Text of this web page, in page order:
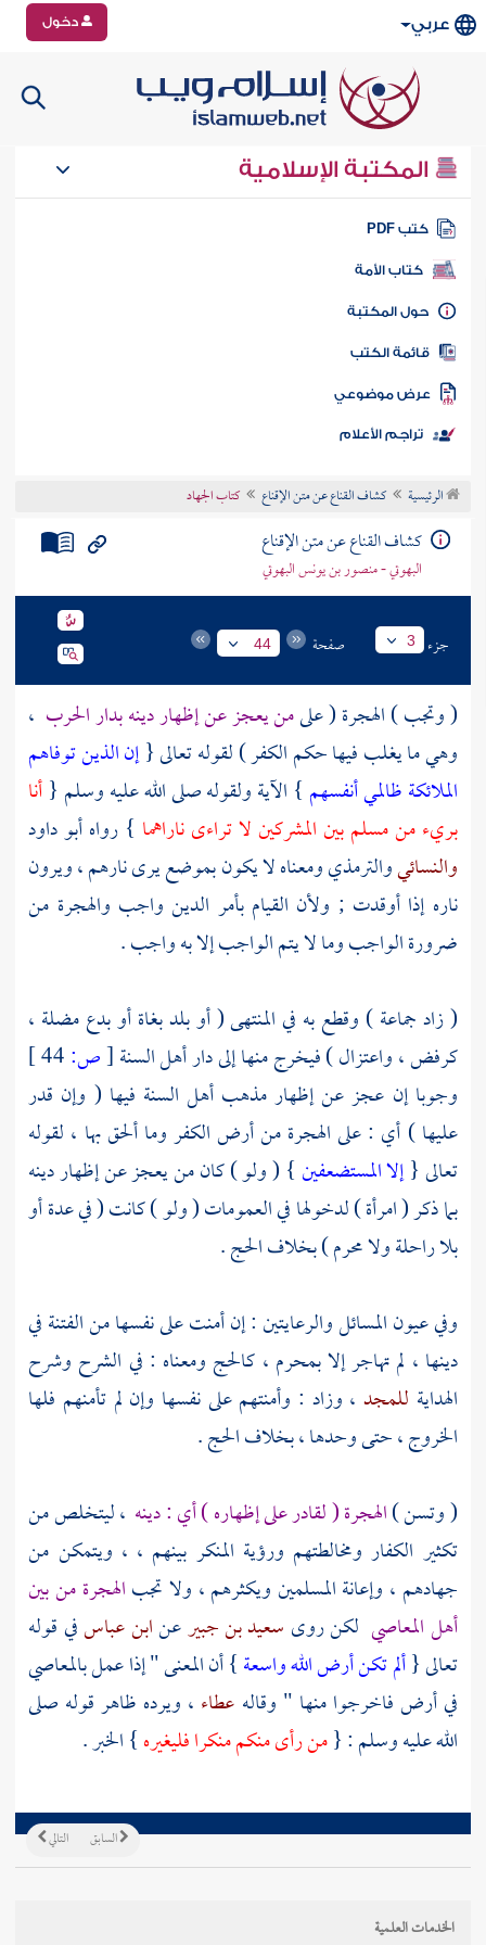
عربي دخول
المكتبة الإسلامية
كتب PDF
كتاب الأمة
المكتبة
الكتب
موضوعي
تراجم الأعلام
الرئيسية كشاف القناع عن متن الإقناع كتاب الجهاد
كشاف القناع عن متن الإقناع
البهوتي - منصور بن يونس البهوتي
جزء 3 صفحة 44
( وتجب ) الهجرة ( علىمن يعجز عن إظهار دينه بدار الحرب ،
وهي ما يغلب فيها حكم الكفر ) لقوله تعالى {إن الذين توفاهم
الملائكة ظالمي أنفسهم } الآية ولقوله صلى الله عليه وسلم {أنا
بريء من مسلم بين المشركين لا تراءى ناراهما } رواهأبو داود
والنسائيوالترمذيومعناه لا يكون بموضع يرى نارهم ، ويرون
ناره إذا أوقدت ; ولأن القيام بأمر الدين واجب والهجرة من
ضرورة الواجب وما لا يتم الواجب إلا به واجب .
( زاد جماعة ) وقطع به في المنتهى ( أو بلد بغاة أو بدع مضلة ،
كرفض ، واعتزال ) فيخرج منها إلى دار أهل السنة[ص:
وجوبا إن عجز عن إظهار مذهب أهل السنة فيها ( وإن قدر
عليها ) أي : على الهجرة من أرض الكفر وما ألحق بها ، لقوله
تعالى {إلا المستضعفين} ( ولو ) كان من يعجز عن إظهار دينه
بما ذكر ( امرأة ) لدخولها في العمومات ( ولو ) كانت ( في عدة أو
بلا راحلة ولا محرم ) بخلاف الحج .
وفي عيون المسائل والرعايتين : إن أمنت على نفسها من الفتنة في
دينها ، لم تهاجر إلا بمحرم ، كالحج ومعناه : في الشرح وشرح
الهداية للمجد ، وزاد : وأمنتهم على نفسها وإن لم تأمنهم فلها
الخروج ، حتى وحدها ، بخلاف الحج .
( وتسن )الهجرة ( لقادر على إظهاره ) أي : دينه ، ليتخلص من
تكثير الكفار ومخالطتهم ورؤية المنكر بينهم ، ، ويتمكن من
جهادهم ، وإعانة المسلمين ويكثرهم ، ولا تجبالهجرة من بين
أهل المعاصي لكن روى سعيد بن جبيرعنابن عباسفي قوله
تعالى {ألم تكن أرض الله واسعة} أن المعنى " إذا عمل بالمعاصي
في أرض فاخرجوا منها " وقاله عطاء ، ويرده ظاهر قوله صلى
الله عليه وسلم : {من رأى منكم منكرا فليغيره} الخبر .
التالي السابق
الخدمات العلمية